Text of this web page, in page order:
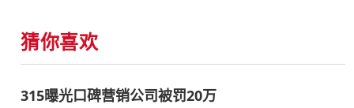
猜你喜欢
315曝光口碑营销公司被罚20万